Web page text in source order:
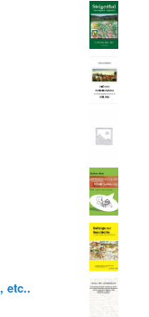
etc..